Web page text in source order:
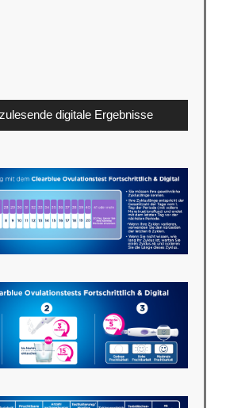
digitale Ergebnisse